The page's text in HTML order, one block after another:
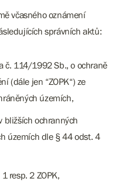
včasného oznámení
správních aktů:
č. 114/1992 Sb., o ochraně
(dále jen “ZOPK“) ze
územích,
bližších ochranných
územích dle § 44 odst. 4
resp. 2 ZOPK,